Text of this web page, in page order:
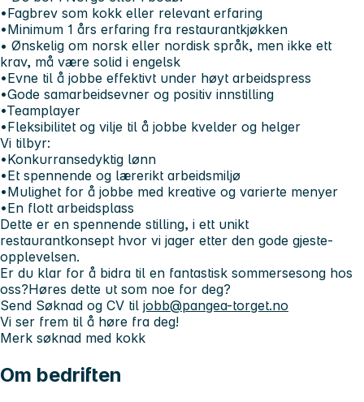
•Fagbrev som kokk eller relevant erfaring
•Minimum 1 års erfaring fra restaurantkjøkken
• Ønskelig om norsk eller nordisk språk, men ikke ett
krav, må være solid i engelsk
•Evne til å jobbe effektivt under høyt arbeidspress
•Gode samarbeidsevner og positiv innstilling
•Teamplayer
•Fleksibilitet og vilje til å jobbe kvelder og helger
Vi tilbyr:
•Konkurransedyktig lønn
•Et spennende og lærerikt arbeidsmiljø
•Mulighet for å jobbe med kreative og varierte menyer
•En flott arbeidsplass
Dette er en spennende stilling, i ett unikt
restaurantkonsept hvor vi jager etter den gode gjeste-
opplevelsen.
Er du klar for å bidra til en fantastisk sommersesong hos
oss?Høres dette ut som noe for deg?
Send Søknad og CV til jobb@pangea-torget.no
Vi ser frem til å høre fra deg!
Merk søknad med kokk
Om bedriften